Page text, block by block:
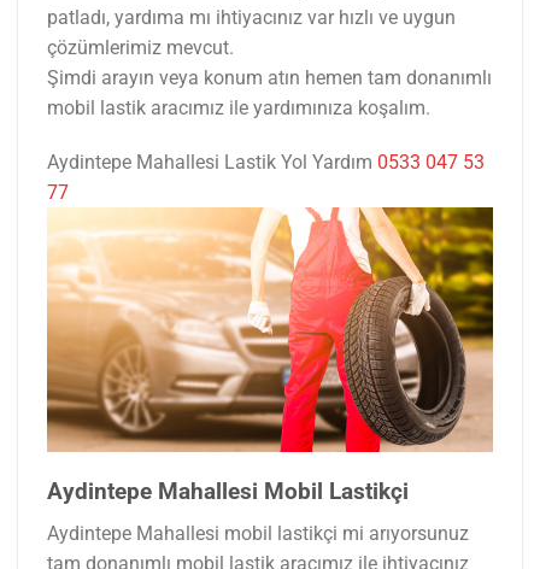
patladı, yardıma mı ihtiyacınız var hızlı ve uygun
çözümlerimiz mevcut.
Şimdi arayın veya konum atın hemen tam donanımlı
mobil lastik aracımız ile yardımınıza koşalım.
Aydintepe Mahallesi Lastik Yol Yardım 0533 047 53
77
Aydintepe Mahallesi Mobil Lastikçi
Aydintepe Mahallesi mobil lastikçi mi arıyorsunuz
tam donanımlı mobil lastik aracımız ile ihtiyacınız